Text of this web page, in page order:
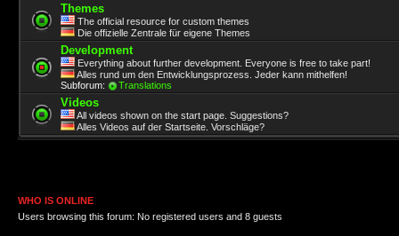
Themes
The official resource for custom themes
Die offizielle Zentrale für eigene Themes
Development
Everything about further development. Everyone is free to take part!
Alles rund um den Entwicklungsprozess. Jeder kann mithelfen!
Subforum:
Translations
Videos
All videos shown on the start page. Suggestions?
Alles Videos auf der Startseite. Vorschläge?
WHO IS ONLINE
Users browsing this forum: No registered users and 8 guests